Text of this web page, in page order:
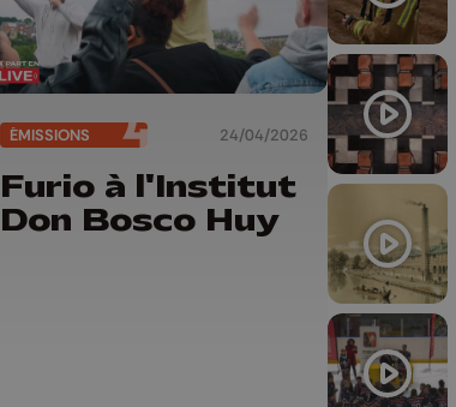
ÉMISSIONS 24/04/2026
Furio à l'Institut
Don Bosco Huy